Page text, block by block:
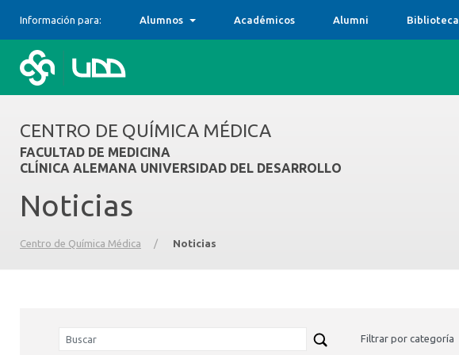
CENTRO DE QUÍMICA MÉDICA
FACULTAD DE MEDICINA
CLÍNICA ALEMANA UNIVERSIDAD DEL DESARROLLO
Información para: Alumnos Académicos Alumni Biblioteca
Noticias
Centro de Química Médica / Noticias
Filtrar por categoría